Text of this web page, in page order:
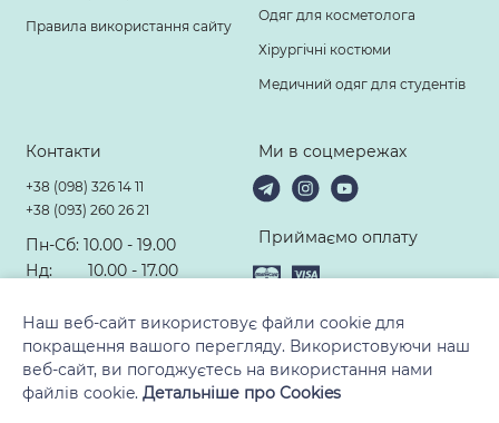
Правила використання сайту
Одяг для косметолога
Хірургічні костюми
Медичний одяг для студентів
Контакти
+38 (098) 326 14 11
+38 (093) 260 26 21
Пн-Сб: 10.00 - 19.00
Нд: 10.00 - 17.00
Ми в соцмережах
Приймаємо оплату
Наш веб-сайт використовує файли cookie для
покращення вашого перегляду. Використовуючи наш
веб-сайт, ви погоджуєтесь на використання нами
файлів cookie. Детальніше про Cookies